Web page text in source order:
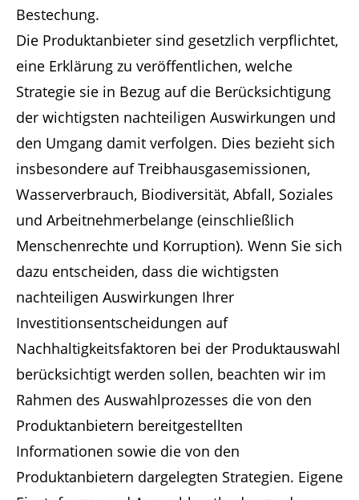
Bestechung.
Die Produktanbieter sind gesetzlich verpflichtet,
eine Erklärung zu veröffentlichen, welche
Strategie sie in Bezug auf die Berücksichtigung
der wichtigsten nachteiligen Auswirkungen und
den Umgang damit verfolgen. Dies bezieht sich
insbesondere auf Treibhausgasemissionen,
Wasserverbrauch, Biodiversität, Abfall, Soziales
und Arbeitnehmerbelange (einschließlich
Menschenrechte und Korruption). Wenn Sie sich
dazu entscheiden, dass die wichtigsten
nachteiligen Auswirkungen Ihrer
Investitionsentscheidungen auf
Nachhaltigkeitsfaktoren bei der Produktauswahl
berücksichtigt werden sollen, beachten wir im
Rahmen des Auswahlprozesses die von den
Produktanbietern bereitgestellten
Informationen sowie die von den
Produktanbietern dargelegten Strategien. Eigene